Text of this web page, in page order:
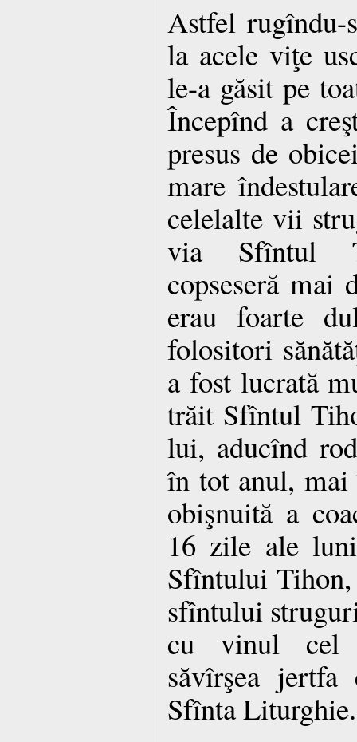
Astfel rugîndu-
la acele viţe
le-a găsit pe
Începînd a
presus de
mare
celelalte vii
via Sfîntul
copseseră mai
erau foarte
folositori
a fost lucrată
trăit Sfîntul
lui, aducînd
în tot anul, mai
obişnuită a
16 zile ale
Sfîntului Tihon,
sfîntului
cu vinul cel
săvîrşea
Sfînta Liturghie.